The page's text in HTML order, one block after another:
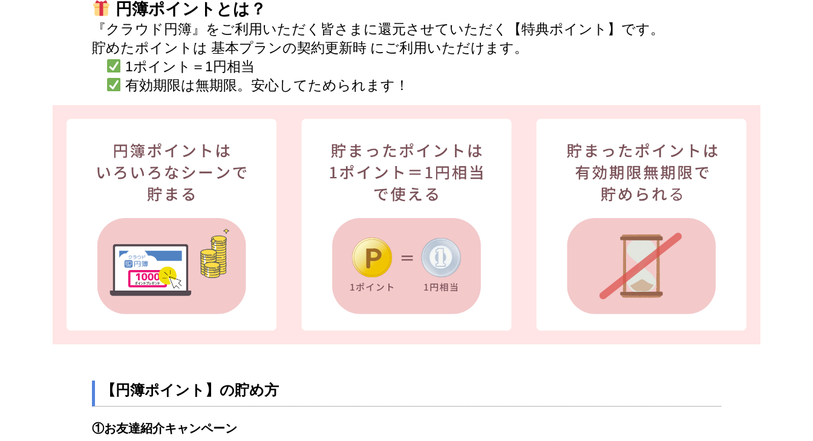
円簿ポイントとは？
『クラウド円簿』をご利用いただく皆さまに還元させていただく【特典ポイント】です。
貯めたポイントは 基本プランの契約更新時 にご利用いただけます。
1ポイント＝1円相当
有効期限は無期限。安心してためられます！
【円簿ポイント】の貯め方
①お友達紹介キャンペーン